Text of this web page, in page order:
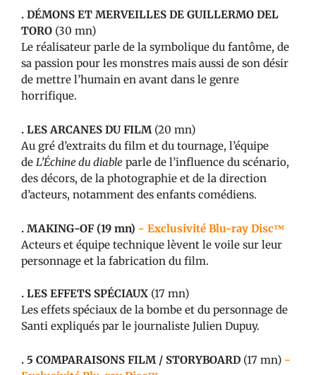
. DÉMONS ET MERVEILLES DE GUILLERMO DEL
TORO (30 mn)
Le réalisateur parle de la symbolique du fantôme, de
sa passion pour les monstres mais aussi de son désir
de mettre l’humain en avant dans le genre
horrifique.
. LES ARCANES DU FILM (20 mn)
Au gré d’extraits du film et du tournage, l’équipe
de L’Échine du diable parle de l’influence du scénario,
des décors, de la photographie et de la direction
d’acteurs, notamment des enfants comédiens.
. MAKING-OF (19 mn) - Exclusivité Blu-ray Disc™
Acteurs et équipe technique lèvent le voile sur leur
personnage et la fabrication du film.
. LES EFFETS SPÉCIAUX (17 mn)
Les effets spéciaux de la bombe et du personnage de
Santi expliqués par le journaliste Julien Dupuy.
. 5 COMPARAISONS FILM / STORYBOARD (17 mn) -